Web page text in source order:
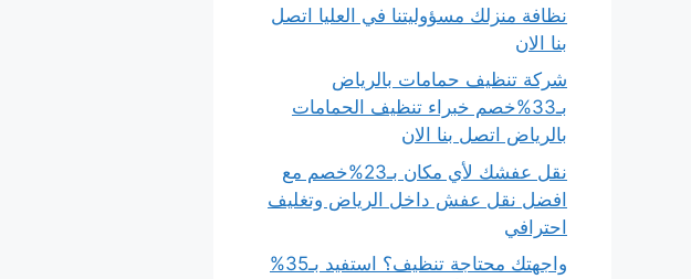
نظافة منزلك مسؤوليتنا في العليا اتصل
بنا الان
شركة تنظيف حمامات بالرياض
بـ33%خصم خبراء تنظيف الحمامات
بالرياض اتصل بنا الان
نقل عفشك لأي مكان بـ23%خصم مع
افضل نقل عفش داخل الرياض وتغليف
احترافي
واجهتك محتاجة تنظيف؟ استفيد بـ35%